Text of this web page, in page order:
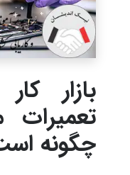
بازار
تعمیرات
چگونه